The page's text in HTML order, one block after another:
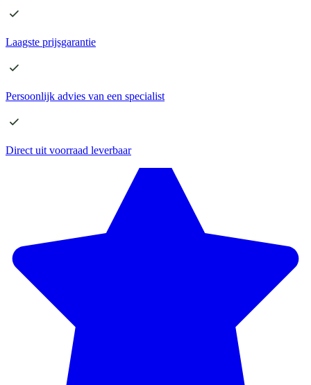
Laagste prijsgarantie
Persoonlijk advies van een specialist
Direct uit voorraad leverbaar